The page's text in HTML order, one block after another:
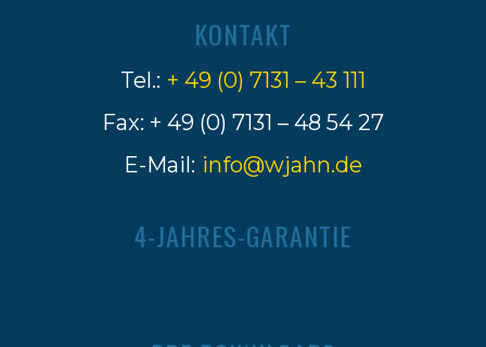
KONTAKT
Tel.: + 49 (0) 7131 – 43 111
Fax: + 49 (0) 7131 – 48 54 27
E-Mail: info@wjahn.de
4-JAHRES-GARANTIE